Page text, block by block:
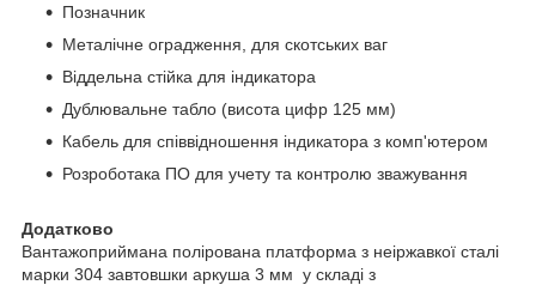
Позначник
Металічне оградження, для скотських ваг
Віддeльна стійка для індикатора
Дублювальне табло (висота цифр 125 мм)
Кабель для співвідношення індикатора з комп'ютером
Розроботака ПO для учeту та контролю зважування
Додатково
Вантажоприймана полірована платформа з неіржавкої сталі
марки 304 завтовшки аркуша 3 мм у складі з